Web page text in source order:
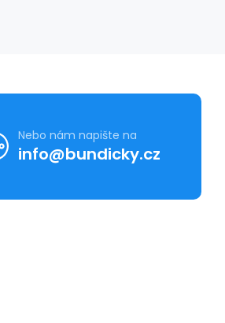
Nebo nám napište na
info@bundicky.cz